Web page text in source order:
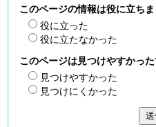
このページの情報は役に立ちま
役に立った
役に立たなかった
このページは見つけやすかった
見つけやすかった
見つけにくかった